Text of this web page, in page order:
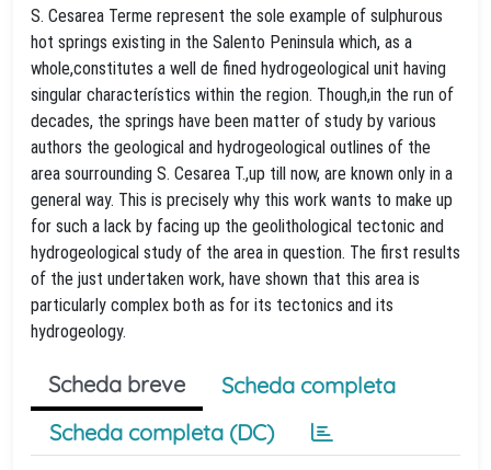
S. Cesarea Terme represent the sole example of sulphurous
hot springs existing in the Salento Peninsula which, as a
whole,constitutes a well de fined hydrogeological unit having
singular characterístics within the region. Though,in the run of
decades, the springs have been matter of study by various
authors the geological and hydrogeological outlines of the
area sourrounding S. Cesarea T.,up till now, are known only in a
general way. This is precisely why this work wants to make up
for such a lack by facing up the geolithological tectonic and
hydrogeological study of the area in question. The first results
of the just undertaken work, have shown that this area is
particularly complex both as for its tectonics and its
hydrogeology.
Scheda breve
Scheda completa
Scheda completa (DC)